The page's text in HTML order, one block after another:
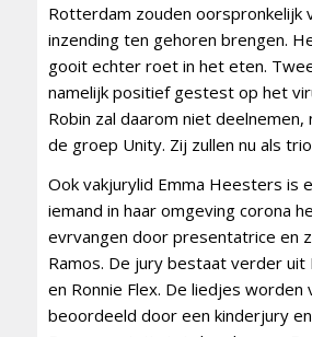
Rotterdam zouden oorspronkelijk
inzending ten gehoren brengen.
gooit echter roet in het eten.
namelijk positief gestest op het
Robin zal daarom niet deelnemen,
de groep Unity. Zij zullen nu als
Ook vakjurylid Emma Heesters is
iemand in haar omgeving corona
evrvangen door presentatrice en
Ramos. De jury bestaat verder uit
en Ronnie Flex. De liedjes worden
beoordeeld door een kinderjury